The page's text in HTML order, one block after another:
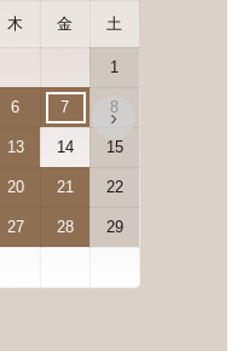
木 金 土
1
6 7 8
13 14 15
20 21 22
27 28 29
›